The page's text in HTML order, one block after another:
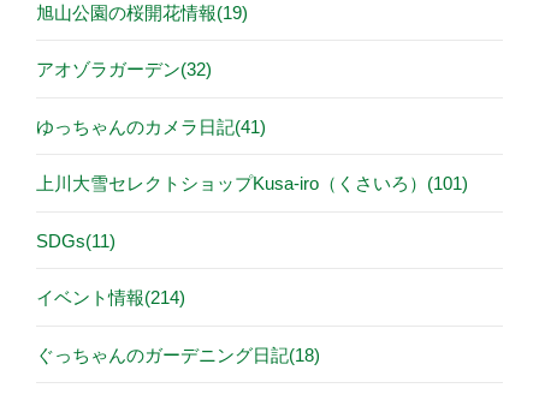
旭山公園の桜開花情報(19)
アオゾラガーデン(32)
ゆっちゃんのカメラ日記(41)
上川大雪セレクトショップKusa-iro（くさいろ）(101)
SDGs(11)
イベント情報(214)
ぐっちゃんのガーデニング日記(18)